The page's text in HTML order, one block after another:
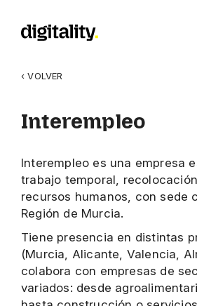
‹ VOLVER
Interempleo
Interempleo es una empresa
trabajo temporal,
recursos humanos, con sede
Región de Murcia.
Tiene presencia en distintas
(Murcia, Alicante, Valencia,
colabora con empresas de
variados: desde